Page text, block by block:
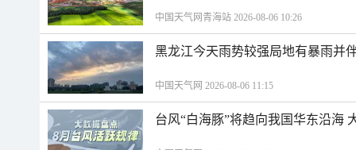
中国天气网青海站 2026-08-06 10:26
黑龙江今天雨势较强局地有暴雨并
中国天气网 2026-08-06 11:15
台风“白海豚”将趋向我国华东沿海